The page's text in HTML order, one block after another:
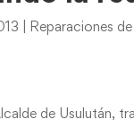
Reparaciones
de Usulután,